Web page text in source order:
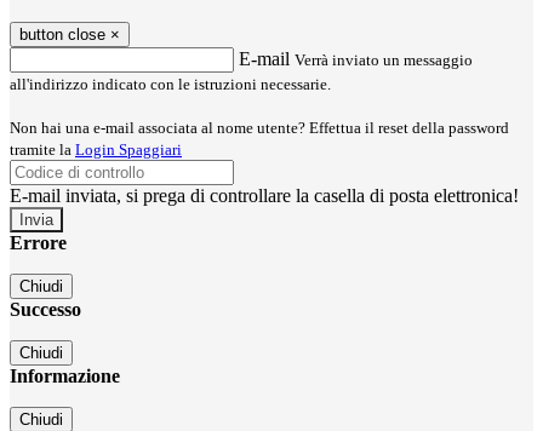
button close ×
E-mail Verrà inviato un messaggio
all'indirizzo indicato con le istruzioni necessarie.
Non hai una e-mail associata al nome utente? Effettua il reset della password
tramite la Login Spaggiari
E-mail inviata, si prega di controllare la casella di posta elettronica!
Errore
Chiudi
Successo
Chiudi
Informazione
Chiudi